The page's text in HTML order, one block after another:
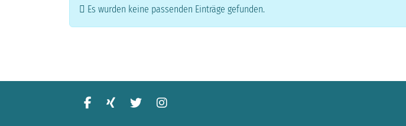
Information
Es wurden keine passenden Einträge gefunden.